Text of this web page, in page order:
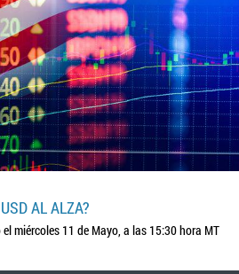
AL ALZA?
el miércoles 11 de Mayo, a las 15:30 hora MT